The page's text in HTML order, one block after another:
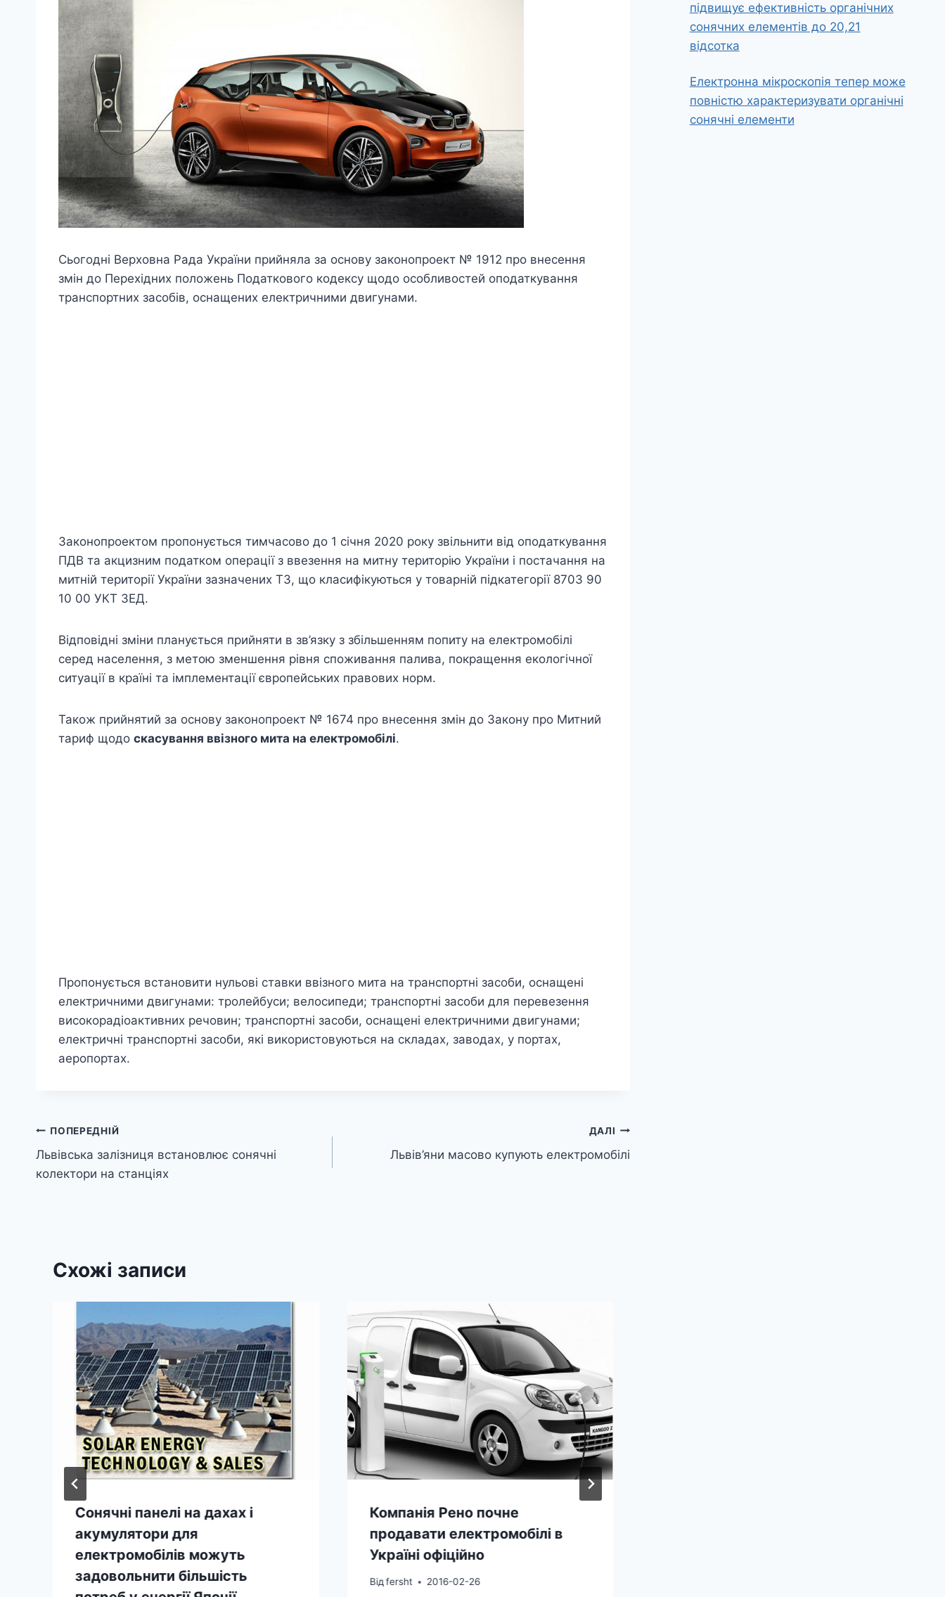
Сьогодні Верховна Рада України прийняла за основу законопроект № 1912 про внесення
змін до Перехідних положень Податкового кодексу щодо особливостей оподаткування
транспортних засобів, оснащених електричними двигунами.
Законопроектом пропонується тимчасово до 1 січня 2020 року звільнити від оподаткування
ПДВ та акцизним податком операції з ввезення на митну територію України і постачання на
митній території України зазначених ТЗ, що класифікуються у товарній підкатегорії 8703 90
10 00 УКТ ЗЕД.
Відповідні зміни планується прийняти в зв’язку з збільшенням попиту на електромобілі
серед населення, з метою зменшення рівня споживання палива, покращення екологічної
ситуації в країні та імплементації європейських правових норм.
Також прийнятий за основу законопроект № 1674 про внесення змін до Закону про Митний
тариф щодо скасування ввізного мита на електромобілі.
Пропонується встановити нульові ставки ввізного мита на транспортні засоби, оснащені
електричними двигунами: тролейбуси; велосипеди; транспортні засоби для перевезення
високорадіоактивних речовин; транспортні засоби, оснащені електричними двигунами;
електричні транспортні засоби, які використовуються на складах, заводах, у портах,
аеропортах.
Навігація
записів
ПОПЕРЕДНІЙ
Львівська залізниця встановлює сонячні
колектори на станціях
ДАЛІ
Львів’яни масово купують електромобілі
Схожі записи
Сонячні панелі на дахах і
акумулятори для
електромобілів можуть
задовольнити більшість
Компанія Рено почне
продавати електромобілі в
Україні офіційно
Від fersht 2016-02-26
підвищує ефективність органічних
сонячних елементів до 20,21
відсотка
Електронна мікроскопія тепер може
повністю характеризувати органічні
сонячні елементи